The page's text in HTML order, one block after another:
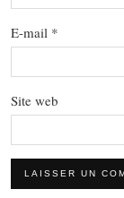
E-mail *
Site web